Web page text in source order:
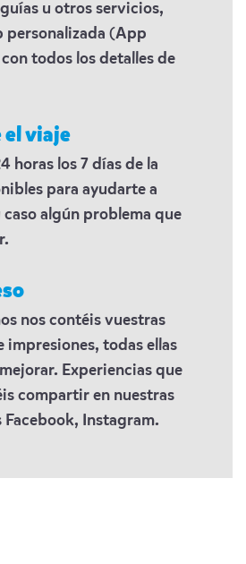
u otros servicios,
personalizada (App
todos los detalles de
el viaje
horas los 7 días de la
para ayudarte a
caso algún problema que
nos contéis vuestras
impresiones, todas ellas
Experiencias que
compartir en nuestras
Facebook, Instagram.